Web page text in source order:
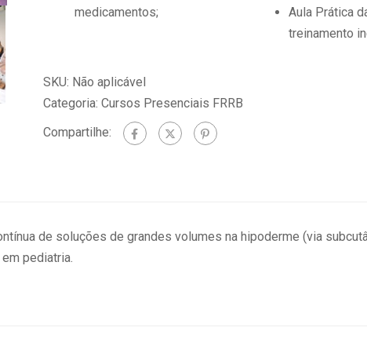
medicamentos;
Aula Prática
treinamento
SKU: Não aplicável
Categoria: Cursos Presenciais FRRB
Compartilhe:
de soluções de grandes volumes na hipoderme (via
pediatria.